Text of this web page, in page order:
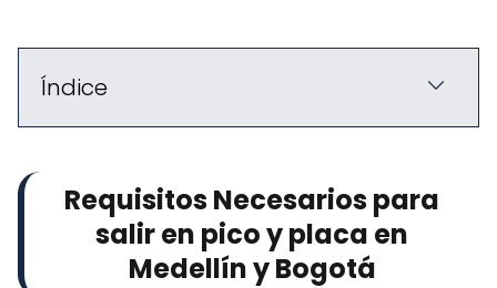
Índice
Requisitos Necesarios para
salir en pico y placa en
Medellín y Bogotá